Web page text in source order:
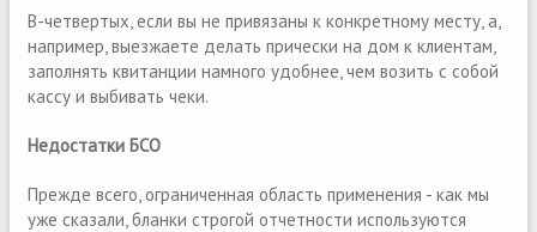
В-четвертых, если вы не привязаны к конкретному месту, а,
например, выезжаете делать прически на дом к клиентам,
заполнять квитанции намного удобнее, чем возить с собой
кассу и выбивать чеки.
Недостатки БСО
Прежде всего, ограниченная область применения - как мы
уже сказали, бланки строгой отчетности используются